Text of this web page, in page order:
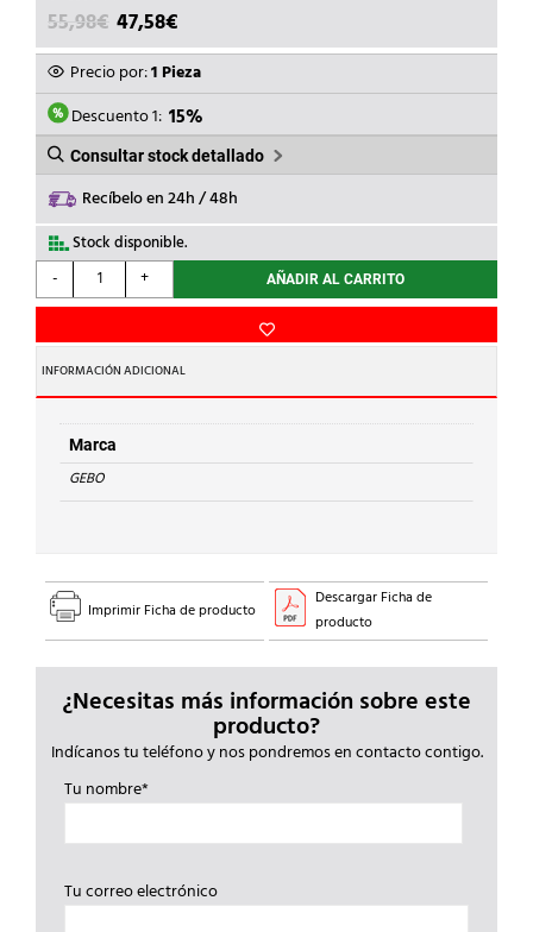
55,98€ EL
PRECIO
ORIGINAL
ERA:
55,98€.
47,58€
PRECIO
ACTUAL
ES:
47,58€.
Precio por:1 Pieza
Descuento 1: 15%
Consultar stock detallado
Recíbelo en 24h / 48h
Stock disponible.
-
GEBO
-
2"
ACERO
cantidad
+ AÑADIR AL CARRITO
INFORMACIÓN ADICIONAL
Marca
GEBO
Imprimir Ficha de producto
Descargar Ficha de
producto
¿Necesitas más información sobre este
producto?
Indícanos tu teléfono y nos pondremos en contacto contigo.
Tu nombre*
Tu correo electrónico